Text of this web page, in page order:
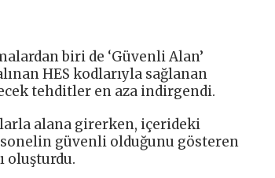
biri de ‘Güvenli Alan’
HES kodlarıyla sağlanan
tehditler en aza indirgendi.
alana girerken, içerideki
güvenli olduğunu gösteren
oluşturdu.